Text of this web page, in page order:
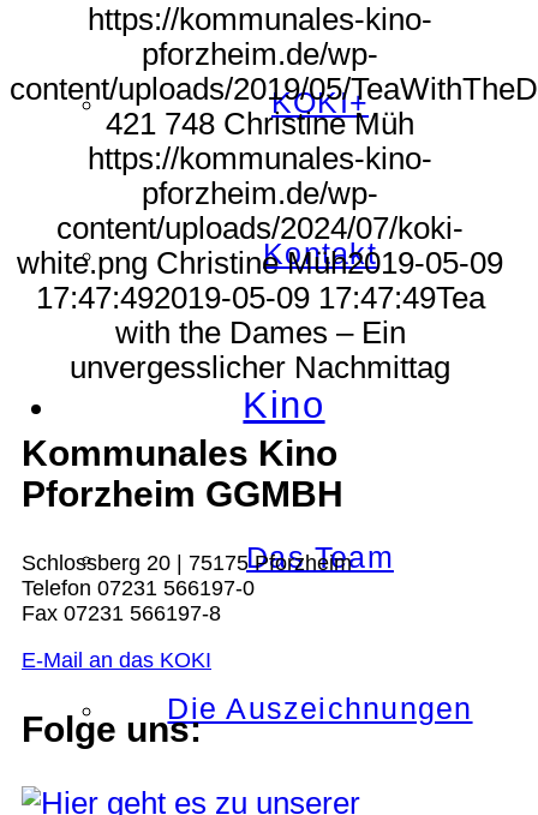
KOKI+
Kontakt
Kino
Das Team
Die Auszeichnungen
https://kommunales-kino-
pforzheim.de/wp-
content/uploads/2019/05/
421 748 Christine Müh
https://kommunales-kino-
pforzheim.de/wp-
content/uploads/2024/07/koki-
white.png Christine Müh2019-05-09
17:47:492019-05-09 17:47:49Tea
with the Dames – Ein
unvergesslicher Nachmittag
Kommunales Kino
Pforzheim GGMBH
Schlossberg 20 | 75175 Pforzheim
Telefon 07231 566197-0
Fax 07231 566197-8
E-Mail an das KOKI
Folge uns: